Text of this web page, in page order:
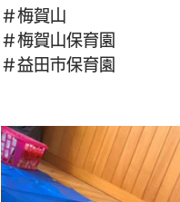
＃梅賀山
＃梅賀山保育園
＃益田市保育園